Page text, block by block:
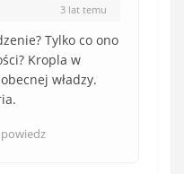
3 lat temu
Tylko co ono
Kropla w
władzy.